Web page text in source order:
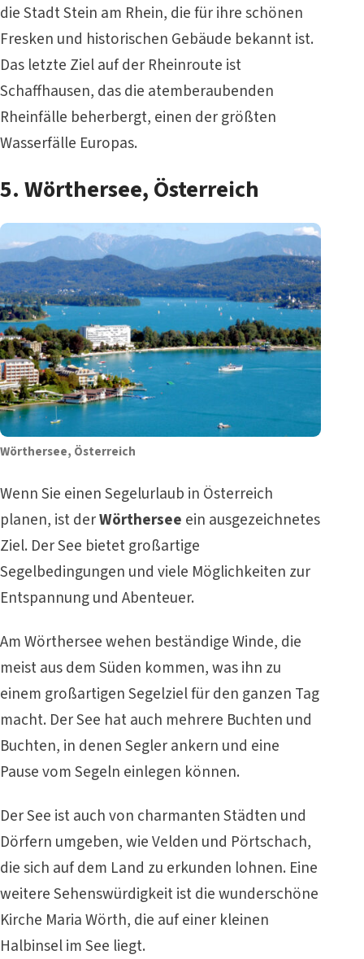
die Stadt Stein am Rhein, die für ihre schönen
Fresken und historischen Gebäude bekannt ist.
Das letzte Ziel auf der Rheinroute ist
Schaffhausen, das die atemberaubenden
Rheinfälle beherbergt, einen der größten
Wasserfälle Europas.
5. Wörthersee, Österreich
Wörthersee, Österreich
Wenn Sie einen Segelurlaub in Österreich
planen, ist derWörthersee ein ausgezeichnetes
Ziel. Der See bietet großartige
Segelbedingungen und viele Möglichkeiten zur
Entspannung und Abenteuer.
Am Wörthersee wehen beständige Winde, die
meist aus dem Süden kommen, was ihn zu
einem großartigen Segelziel für den ganzen Tag
macht. Der See hat auch mehrere Buchten und
Buchten, in denen Segler ankern und eine
Pause vom Segeln einlegen können.
Der See ist auch von charmanten Städten und
Dörfern umgeben, wie Velden und Pörtschach,
die sich auf dem Land zu erkunden lohnen. Eine
weitere Sehenswürdigkeit ist die wunderschöne
Kirche Maria Wörth, die auf einer kleinen
Halbinsel im See liegt.